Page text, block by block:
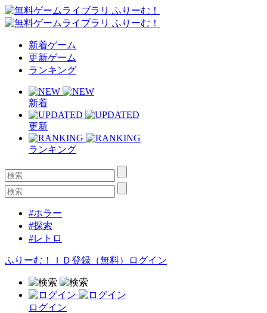
新着ゲーム
更新ゲーム
ランキング
新着
更新
ランキング
#ホラー
#探索
#レトロ
ふりーむ！ＩＤ登録（無料） ログイン
ログイン